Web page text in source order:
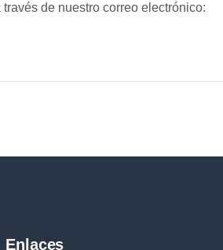
de nuestro correo electrónico:
Enlaces